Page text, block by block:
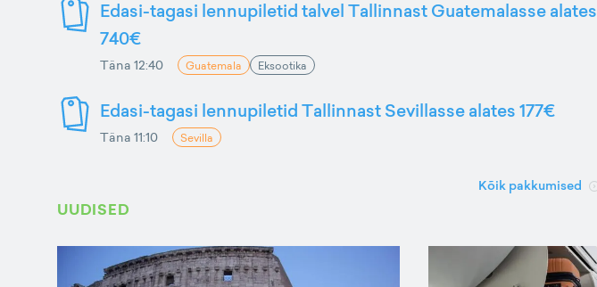
Edasi-tagasi lennupiletid talvel Tallinnast Guatemalasse alates
740€
Täna 12:40 Guatemala Eksootika
Edasi-tagasi lennupiletid Tallinnast Sevillasse alates 177€
Täna 11:10 Sevilla
Kõik pakkumised
UUDISED